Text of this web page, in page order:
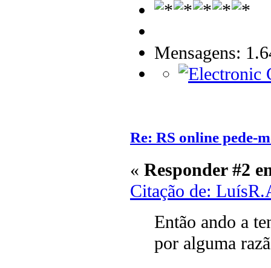
Mensagens:
Re: RS online pede-
« Responder #2
Citação de:
Então ando a
por alguma